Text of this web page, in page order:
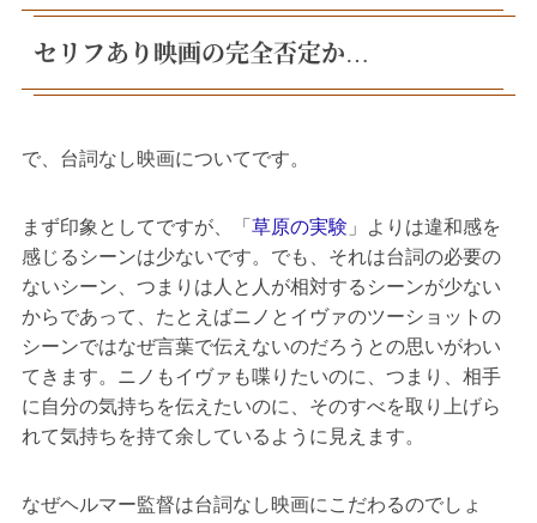
セリフあり映画の完全否定か…
で、台詞なし映画についてです。
まず印象としてですが、「 草原の実験 」よりは違和感を
感じるシーンは少ないです。でも、それは台詞の必要の
ないシーン、つまりは人と人が相対するシーンが少ない
からであって、たとえばニノとイヴァのツーショットの
シーンではなぜ言葉で伝えないのだろうとの思いがわい
てきます。ニノもイヴァも喋りたいのに、つまり、相手
に自分の気持ちを伝えたいのに、そのすべを取り上げら
れて気持ちを持て余しているように見えます。
なぜヘルマー監督は台詞なし映画にこだわるのでしょ